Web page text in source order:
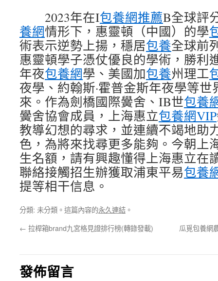
2023年在I包養網推薦B全球評
養網情形下，惠靈頓（中國）的學
術表示逆勢上揚，穩居包養全球前
惠靈頓學子憑仗優良的學術，勝利
年夜包養網學、美國加包養州理工
夜學、約翰斯·霍普金斯年夜學等
來。作為劍橋國際黌舍、IB世包養
黌舍協會成員，上海惠立包養網VIP
教導幻想的尋求，並連續不竭地助
色，為將來找尋更多能夠。今朝上
生名額，請有興趣懂得上海惠立在
聯絡接觸招生辦獲取浦東平易包養
提等相干信息。
分類: 未分類。這篇內容的永久連結 。
← 拉桿箱brand九宮格見證排行榜(轉錄發載) 瓜覓包養網
發佈留言